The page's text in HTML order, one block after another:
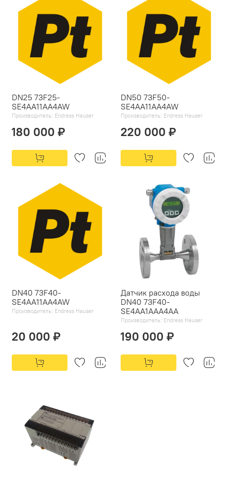
DN25 73F25-
SE4AA11AA4AW
Производитель: Endress Hauser
180 000 ₽
DN50 73F50-
SE4AA11AA4AW
Производитель: Endress Hauser
220 000 ₽
DN40 73F40-
SE4AA11AA4AW
Производитель: Endress Hauser
20 000 ₽
Датчик расхода воды
DN40 73F40-
SE4AA1AAA4AA
Производитель: Endress Hauser
190 000 ₽